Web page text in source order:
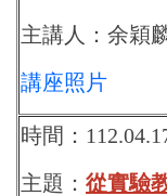
主講人：余穎
講座照片
時間：
主題： 從實驗